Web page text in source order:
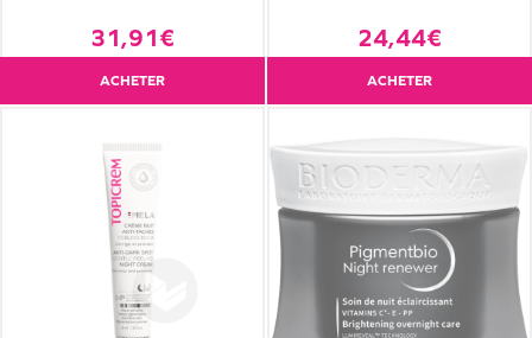
31,91€
ACHETER
24,44€
ACHETER